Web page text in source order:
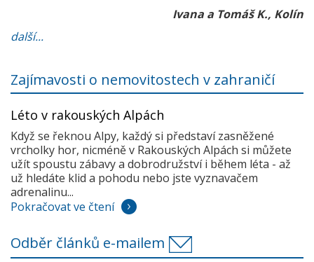
Ivana a Tomáš K., Kolín
další...
Zajímavosti o nemovitostech v zahraničí
Léto v rakouských Alpách
Když se řeknou Alpy, každý si představí zasněžené
vrcholky hor, nicméně v Rakouských Alpách si můžete
užít spoustu zábavy a dobrodružství i během léta - až
už hledáte klid a pohodu nebo jste vyznavačem
adrenalinu...
Pokračovat ve čtení
Odběr článků e-mailem